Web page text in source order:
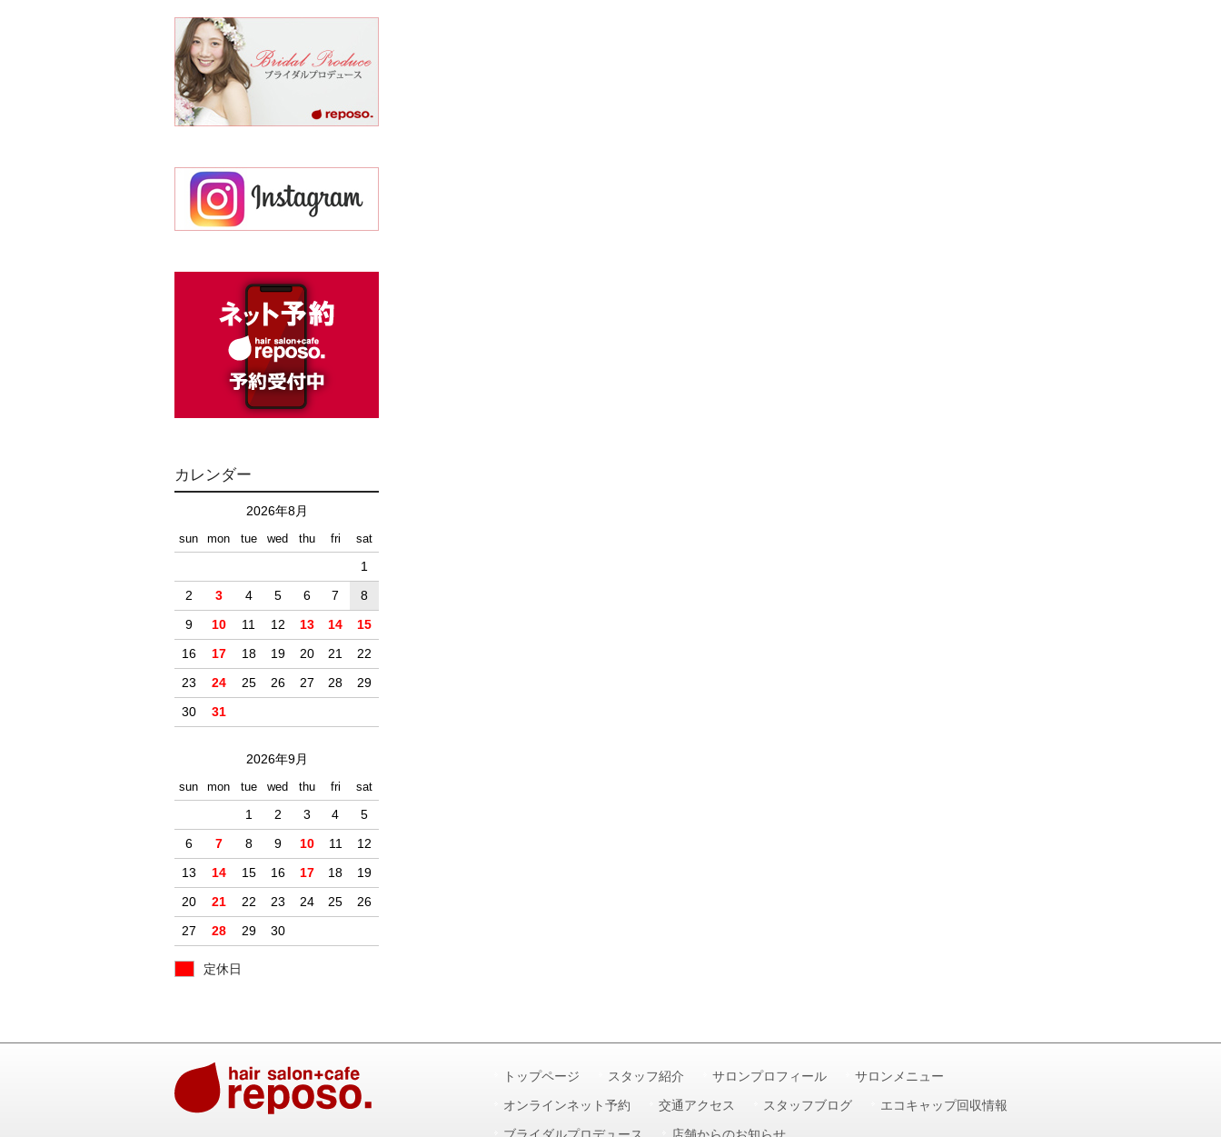
カレンダー
2026年8月
sun mon tue wed thu fri sat
1
2
3 4 5 6 7
8
9
10 11 12 13 14
15
16
17 18 19 20 21
22
23
24 25 26 27 28
29
30
31
2026年9月
sun mon tue wed thu fri sat
1 2 3 4
5
6
7 8 9 10 11
12
13
14 15 16 17 18
19
20
21 22 23 24 25
26
27
28 29 30
定休日
トップページ スタッフ紹介 サロンプロフィール サロンメニュー
オンラインネット予約 交通アクセス スタッフブログ エコキャップ回収情報